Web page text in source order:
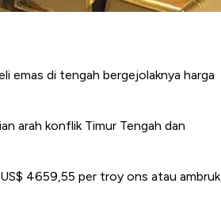
emas di tengah bergejolaknya harga
arah konflik Timur Tengah dan
4659,55 per troy ons atau ambruk